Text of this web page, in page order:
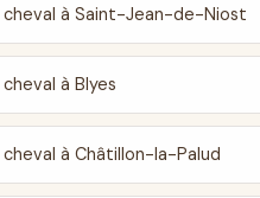
cheval à Saint-Jean-de-Niost
à Blyes
cheval à Châtillon-la-Palud